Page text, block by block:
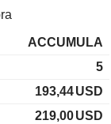
ACCUMULA
5
193,44USD
219,00USD